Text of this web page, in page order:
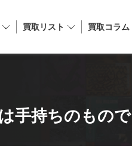
買取リスト 買取コラム
手持ちのもの